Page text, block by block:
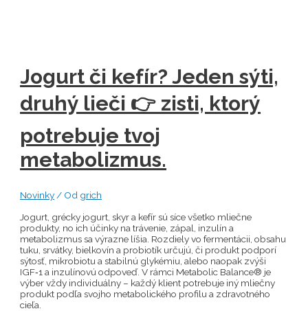
Jogurt či kefír? Jeden sýti,
druhý lieči 👉 zisti, ktorý
potrebuje tvoj
metabolizmus.
Novinky/ Od grich
Jogurt, grécky jogurt, skyr a kefír sú síce všetko mliečne
produkty, no ich účinky na trávenie, zápal, inzulín a
metabolizmus sa výrazne líšia. Rozdiely vo fermentácii, obsahu
tuku, srvátky, bielkovín a probiotík určujú, či produkt podporí
sýtosť, mikrobiotu a stabilnú glykémiu, alebo naopak zvýši
IGF‑1 a inzulínovú odpoveď. V rámci Metabolic Balance® je
výber vždy individuálny – každý klient potrebuje iný mliečny
produkt podľa svojho metabolického profilu a zdravotného
cieľa.